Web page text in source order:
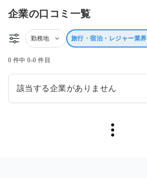
企業の口コミ一覧
勤務地 旅行・宿泊・レジャー業界
0 件中 0-0 件目
該当する企業がありません